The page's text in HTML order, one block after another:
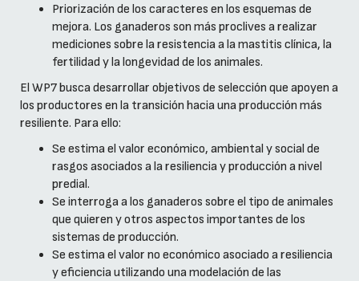
Priorización de los caracteres en los esquemas de
mejora. Los ganaderos son más proclives a realizar
mediciones sobre la resistencia a la mastitis clínica, la
fertilidad y la longevidad de los animales.
El WP7 busca desarrollar objetivos de selección que apoyen a
los productores en la transición hacia una producción más
resiliente. Para ello:
Se estima el valor económico, ambiental y social de
rasgos asociados a la resiliencia y producción a nivel
predial.
Se interroga a los ganaderos sobre el tipo de animales
que quieren y otros aspectos importantes de los
sistemas de producción.
Se estima el valor no económico asociado a resiliencia
y eficiencia utilizando una modelación de las